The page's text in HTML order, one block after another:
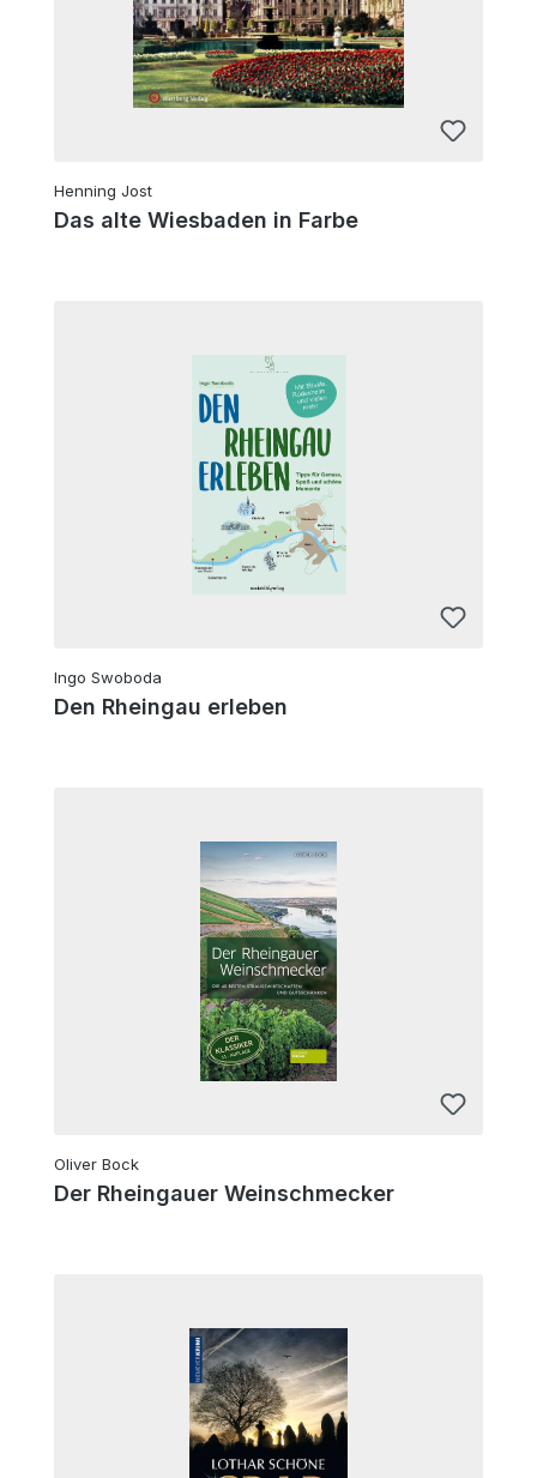
Henning Jost
Das alte Wiesbaden in Farbe
Ingo Swoboda
Den Rheingau erleben
Oliver Bock
Der Rheingauer Weinschmecker